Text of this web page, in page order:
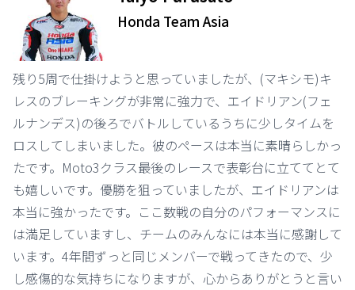
Honda Team Asia
残り5周で仕掛けようと思っていましたが、(マキシモ)キ
レスのブレーキングが非常に強力で、エイドリアン(フェ
ルナンデス)の後ろでバトルしているうちに少しタイムを
ロスしてしまいました。彼のペースは本当に素晴らしかっ
たです。Moto3クラス最後のレースで表彰台に立ててとて
も嬉しいです。優勝を狙っていましたが、エイドリアンは
本当に強かったです。ここ数戦の自分のパフォーマンスに
は満足していますし、チームのみんなには本当に感謝して
います。4年間ずっと同じメンバーで戦ってきたので、少
し感傷的な気持ちになりますが、心からありがとうと言い